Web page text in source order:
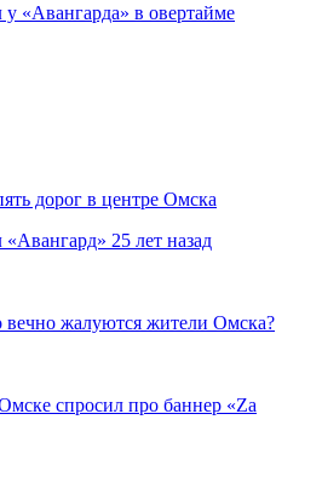
«Авангарда» в овертайме
дорог в центре Омска
25 лет назад
жалуются жители Омска?
спросил про баннер «Zа